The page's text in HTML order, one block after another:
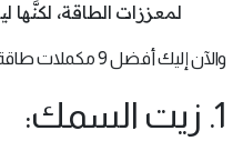
لمعززات الطاقة،
والآن إليك أفضل 9 مكملات طاقة مقاومة للتعب:
1. زيت السمك: